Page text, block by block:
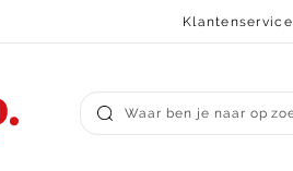
Klantenservice
Submit search